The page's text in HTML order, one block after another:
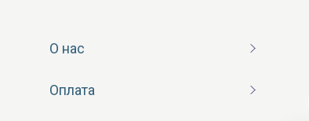
О нас
Оплата